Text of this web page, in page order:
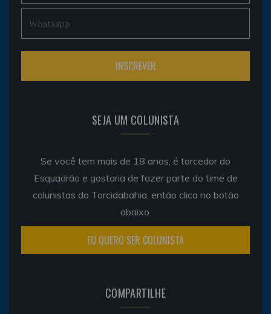
SEJA UM COLUNISTA
Se você tem mais de 18 anos, é torcedor do
Esquadrão e gostaria de fazer parte do time de
colunistas do Torcidabahia, então clica no botão
abaixo.
EU QUERO SER COLUNISTA
COMPARTILHE